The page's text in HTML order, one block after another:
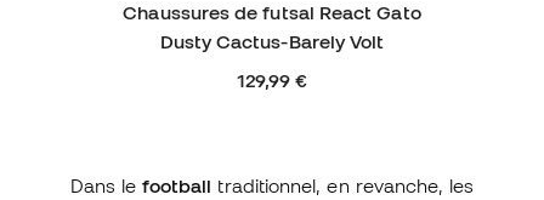
Chaussures de futsal React Gato
Dusty Cactus-Barely Volt
129,99 €
Dans le football traditionnel, en revanche, les